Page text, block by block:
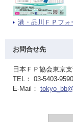
港・品川ＦＰフォ
お問合せ先
日本ＦＰ協会東京
TEL： 03-5403-9590
E-Mail：